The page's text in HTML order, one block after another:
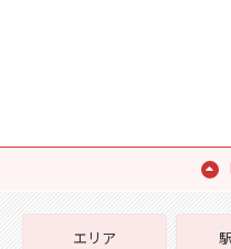
エリア